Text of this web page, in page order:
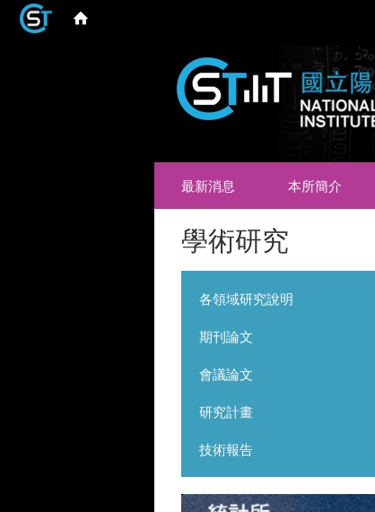
最新消息 本所簡介
學術研究
各領域研究說明
期刊論文
會議論文
研究計畫
技術報告